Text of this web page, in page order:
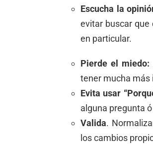
Escucha la
evitar buscar que
en particular.
Pierde el miedo:
tener mucha
Evita usar
alguna pregunta
Valida.
los cambios